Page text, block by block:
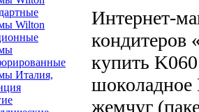
Wilton
Италия,
Интернет-
кондитеров
купить
жемчуг